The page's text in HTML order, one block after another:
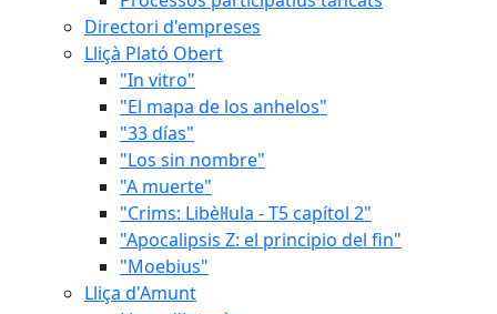
Directori d'empreses
Lliçà Plató Obert
"In vitro"
"El mapa de los anhelos"
"33 días"
"Los sin nombre"
"A muerte"
"Crims: Libèl·lula - T5 capítol 2"
"Apocalipsis Z: el principio del fin"
"Moebius"
Lliça d'Amunt